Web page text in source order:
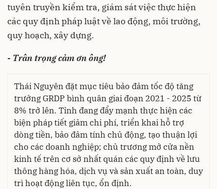
tuyên truyền kiểm tra, giám sát việc thực hiện
các quy định pháp luật về lao động, môi trường,
quy hoạch, xây dựng.
- Trân trọng cảm ơn ông!
Thái Nguyên đặt mục tiêu bảo đảm tốc độ tăng
trưởng GRDP bình quân giai đoạn 2021 - 2025 từ
8% trở lên. Tỉnh đang đẩy mạnh thực hiện các
biện pháp tiết giảm chi phí, triển khai hỗ trợ
dòng tiền, bảo đảm tính chủ động, tạo thuận lợi
cho các doanh nghiệp; chủ trương mở cửa nền
kinh tế trên cơ sở nhất quán các quy định về lưu
thông hàng hóa, dịch vụ và sản xuất an toàn, duy
trì hoạt động liên tục, ổn định.